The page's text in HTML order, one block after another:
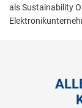
als Sustainability